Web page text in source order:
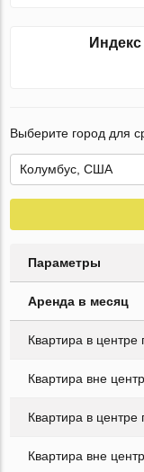
Выберите город для
Параметры
Аренда в месяц
Квартира в центре
Квартира вне
Квартира в центре
Квартира вне